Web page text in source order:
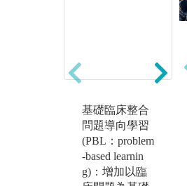
基礎臨床整合
問題導向學習
(PBL：problem
-based learnin
g)：增加以臨